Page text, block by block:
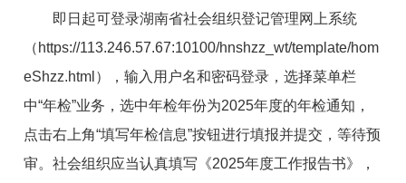
即日起可登录湖南省社会组织登记管理网上系统
（https://113.246.57.67:10100/hnshzz_wt/template/hom
eShzz.html），输入用户名和密码登录，选择菜单栏
中“年检”业务，选中年检年份为2025年度的年检通知，
点击右上角“填写年检信息”按钮进行填报并提交，等待预
审。社会组织应当认真填写《2025年度工作报告书》，